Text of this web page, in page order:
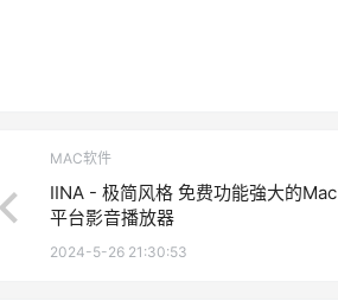
MAC软件
IINA - 极简风格 免费功能強大的Mac
平台影音播放器
2024-5-26 21:30:53